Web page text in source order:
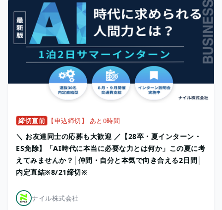
締切直前 【申込締切】 あと0時間
＼ お友達同士の応募も大歓迎 ／【28卒・夏インターン・
ES免除】「AI時代に本当に必要な力とは何か」この夏に考
えてみませんか？│仲間・自分と本気で向き合える2日間│
内定直結※8/21締切※
ナイル株式会社